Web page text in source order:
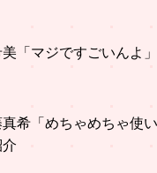
「マジですごいんよ
希「めちゃめちゃ使
介